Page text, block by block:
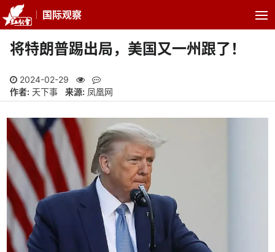
国际观察
将特朗普踢出局，美国又一州跟了！
2024-02-29
作者: 天下事 来源: 凤凰网